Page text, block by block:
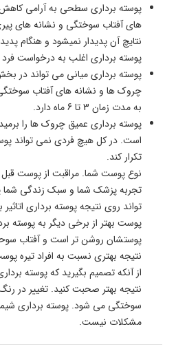
پوسته برداری سطحی به آرامی
های آفتاب سوختگی و نشانه های
نتایچ آن پدیدار نمیشود و هنگام
پوسته برداری اغلب به درخواست
پوسته برداری میانی می تواند در
چروک ها و نشانه های آفتاب
به مدت زمان 3 تا 6 ماه دارد.
پوسته برداری عمیق چروک ها را
است. در کل هیچ فردی نمی تواند
تکرار کند.
نوع پوست شما. مراقبت از پوست
تجربه پزشک شما و سبک زندگی شما
تواند روی نتیجه پوسته برداری
پوست بهتر از برخی دیگر به پوسته
پوستشان روشن تر است و آفتاب
نتیجه بهتری نسبت به افراد تیره
از آنکه تصمیم بگیرید که پوسته
نتیجه بهتر صحبت کنید. تغییر در
سوختگی می شود. پوسته برداری
مشکلات نیست.